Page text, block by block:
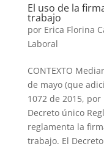
El uso de la
trabajo
por Erica Florina
Laboral
CONTEXTO
de mayo (que
1072 de 2015,
Decreto único
reglamenta la
trabajo. El